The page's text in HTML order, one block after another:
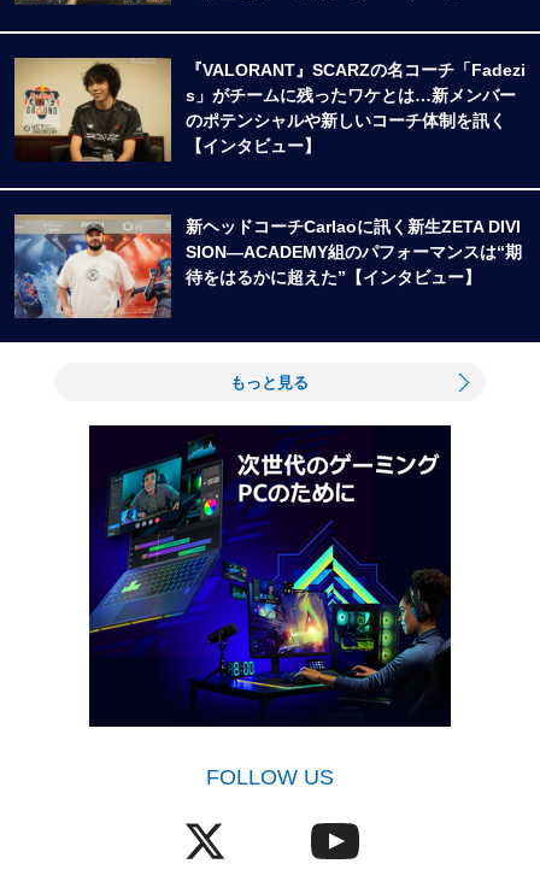
『VALORANT』SCARZの名コーチ「Fadezi
s」がチームに残ったワケとは…新メンバー
のポテンシャルや新しいコーチ体制を訊く
【インタビュー】
新ヘッドコーチCarlaoに訊く新生ZETA DIVI
SION―ACADEMY組のパフォーマンスは“期
待をはるかに超えた”【インタビュー】
もっと見る
FOLLOW US